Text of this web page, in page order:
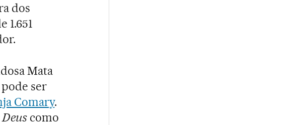
dos
1.651
Mata
ser
Comary.
como